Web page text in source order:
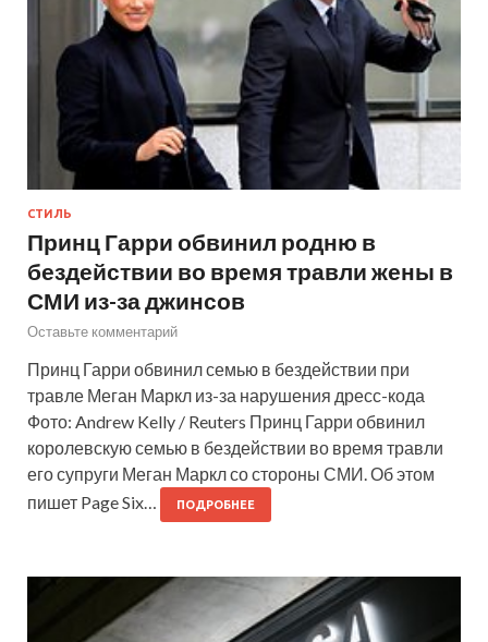
СТИЛЬ
Принц Гарри обвинил родню в
бездействии во время травли жены в
СМИ из-за джинсов
Оставьте комментарий
Принц Гарри обвинил семью в бездействии при
травле Меган Маркл из-за нарушения дресс-кода
Фото: Andrew Kelly / Reuters Принц Гарри обвинил
королевскую семью в бездействии во время травли
его супруги Меган Маркл со стороны СМИ. Об этом
пишет Page Six…
ПОДРОБНЕЕ